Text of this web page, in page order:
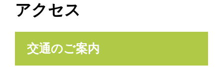
アクセス
交通のご案内